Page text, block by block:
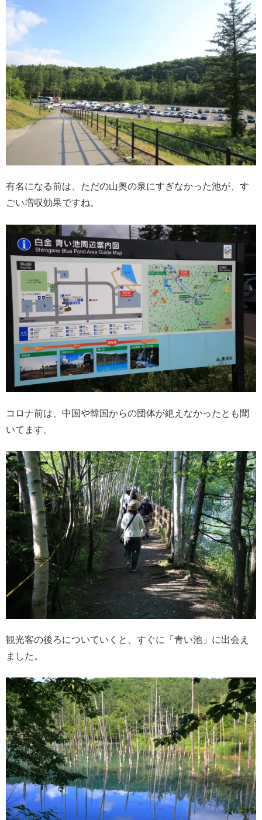
有名になる前は、ただの山奥の泉にすぎなかった池が、す
ごい増収効果ですね。
コロナ前は、中国や韓国からの団体が絶えなかったとも聞
いてます。
観光客の後ろについていくと、すぐに「青い池」に出会え
ました。